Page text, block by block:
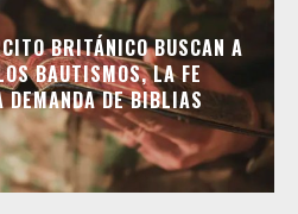
BRITÁNICO BUSCAN A
BAUTISMOS, LA FE
DE BIBLIAS